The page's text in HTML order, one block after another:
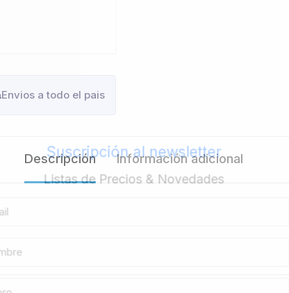
Envios a todo el pais
Descripción Información adicional
Suscripción al newsletter
Listas de Precios & Novedades